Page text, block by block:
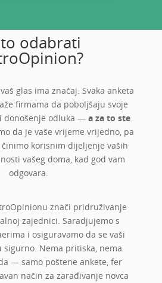
odabrati
glas ima značaj. Svaka anketa
firmama da poboljšaju svoje
donošenje odluka — a za to ste
da je vaše vrijeme vrijedno, pa
činimo korisnim dijeljenje vaših
vašeg doma, kad god vam
odgovara.
znači pridruživanje
zajednici. Saradjujemo s
i osiguravamo da se vaši
sigurno. Nema pritiska, nema
— samo poštene ankete, fer
način za zarađivanje novca